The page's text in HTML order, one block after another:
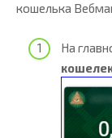
кошелька
На